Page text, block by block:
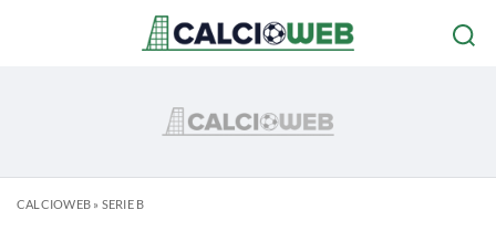
CALCIOWEB» SERIE B